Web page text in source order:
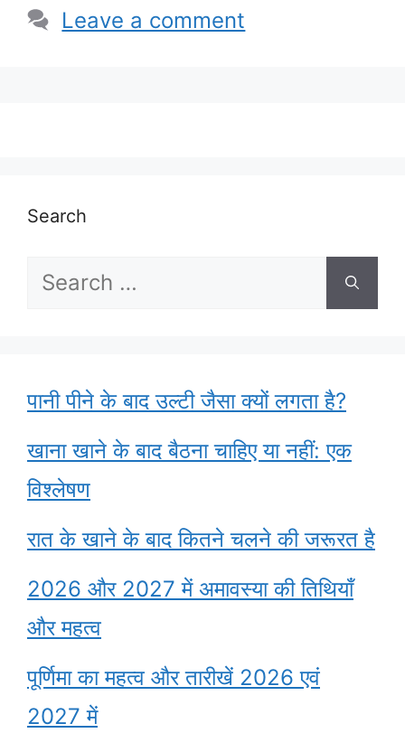
Leave a comment
Search
Search
पानी पीने के बाद उल्टी जैसा क्यों लगता है?
खाना खाने के बाद बैठना चाहिए या नहीं: एक
विश्लेषण
रात के खाने के बाद कितने चलने की जरूरत है
2026 और 2027 में अमावस्या की तिथियाँ
और महत्व
पूर्णिमा का महत्व और तारीखें 2026 एवं
2027 में